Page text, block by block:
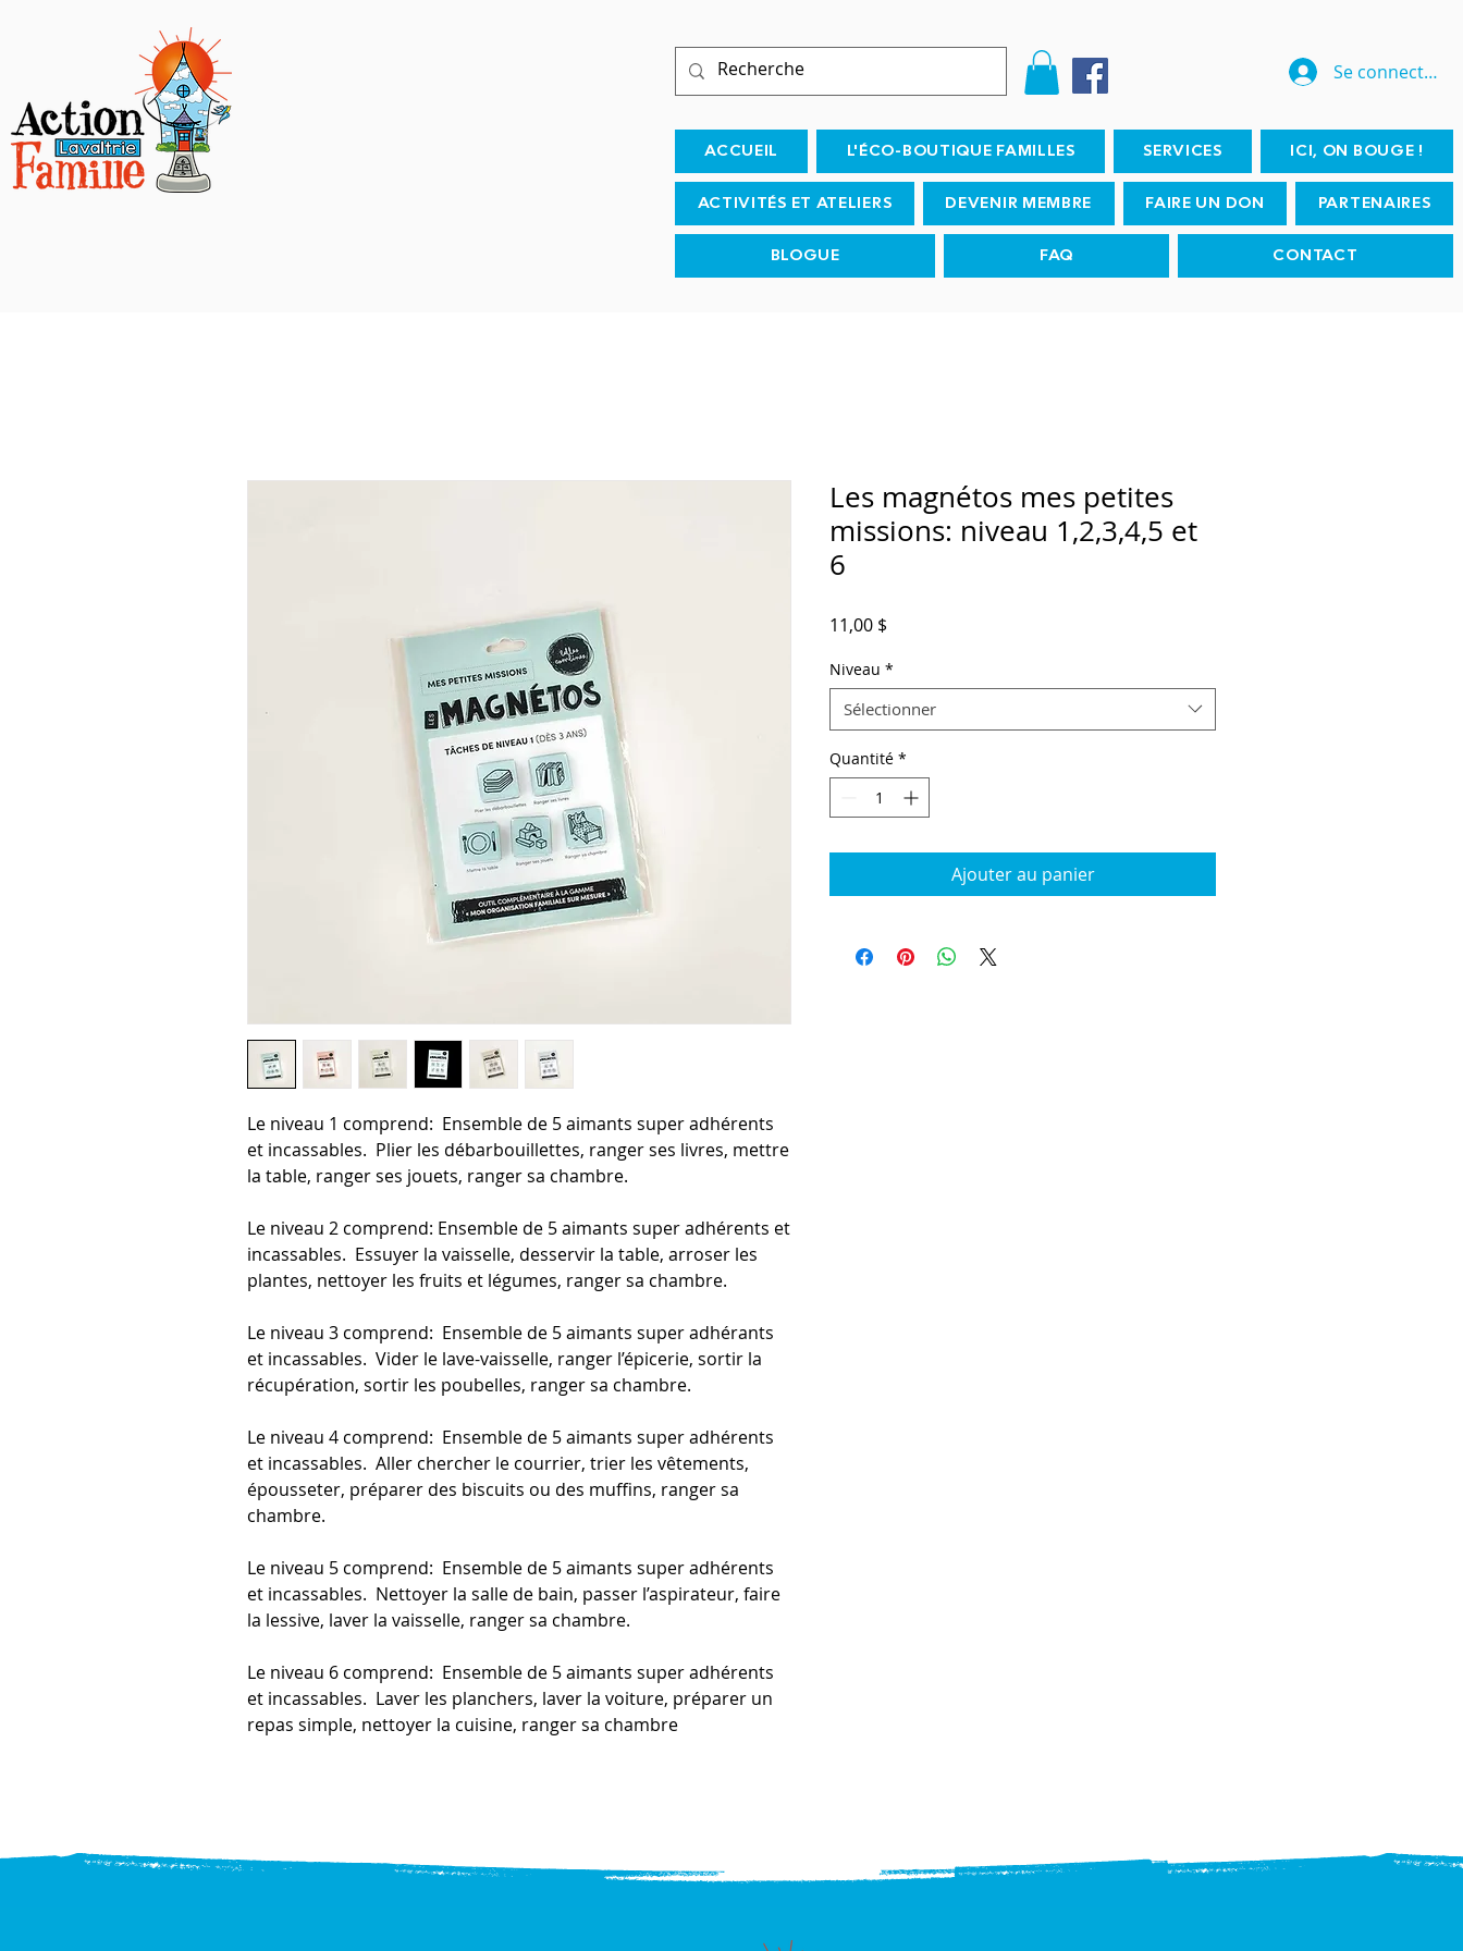
Se connecter
ACCUEIL L'ÉCO-BOUTIQUE FAMILLES SERVICES ICI, ON BOUGE !
ACTIVITÉS ET ATELIERS DEVENIR MEMBRE FAIRE UN DON PARTENAIRES
BLOGUE FAQ CONTACT
Le niveau 1 comprend: Ensemble de 5 aimants super adhérents
et incassables. Plier les débarbouillettes, ranger ses livres, mettre
la table, ranger ses jouets, ranger sa chambre.
Le niveau 2 comprend: Ensemble de 5 aimants super adhérents et
incassables. Essuyer la vaisselle, desservir la table, arroser les
plantes, nettoyer les fruits et légumes, ranger sa chambre.
Le niveau 3 comprend: Ensemble de 5 aimants super adhérants
et incassables. Vider le lave-vaisselle, ranger l’épicerie, sortir la
récupération, sortir les poubelles, ranger sa chambre.
Le niveau 4 comprend: Ensemble de 5 aimants super adhérents
et incassables. Aller chercher le courrier, trier les vêtements,
épousseter, préparer des biscuits ou des muffins, ranger sa
chambre.
Le niveau 5 comprend: Ensemble de 5 aimants super adhérents
et incassables. Nettoyer la salle de bain, passer l’aspirateur, faire
la lessive, laver la vaisselle, ranger sa chambre.
Le niveau 6 comprend: Ensemble de 5 aimants super adhérents
et incassables. Laver les planchers, laver la voiture, préparer un
repas simple, nettoyer la cuisine, ranger sa chambre
Les magnétos mes petites
missions: niveau 1,2,3,4,5 et
6
11,00 $
Niveau *
Sélectionner
Quantité *
Ajouter au panier